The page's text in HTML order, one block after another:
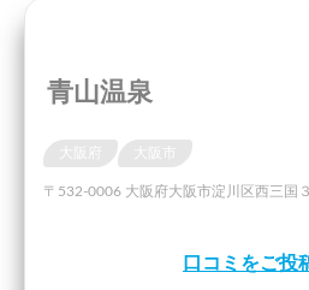
青山温泉
〒532-0006 大阪府大阪市淀川区西三国
口コミをご投